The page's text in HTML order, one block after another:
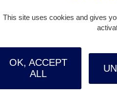
SHOPPING
This site uses cookies and gives
OK, ACCEPT
ALL